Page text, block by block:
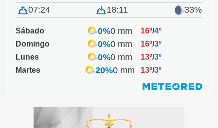
07:24 18:11 33%
Sábado 0%0 mm 16º/4º
Domingo
0%0 mm 16º/3º
Lunes
0%0 mm 13º/3º
Martes
20%0 mm 13º/3º